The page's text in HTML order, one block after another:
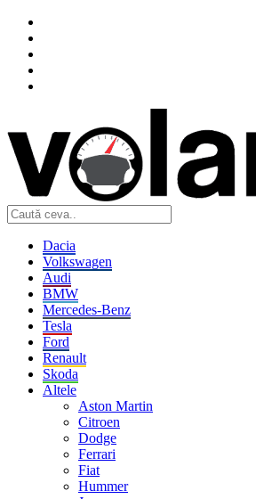
Dacia
Volkswagen
Audi
BMW
Mercedes-Benz
Tesla
Ford
Renault
Skoda
Altele
Aston Martin
Citroen
Dodge
Ferrari
Fiat
Hummer